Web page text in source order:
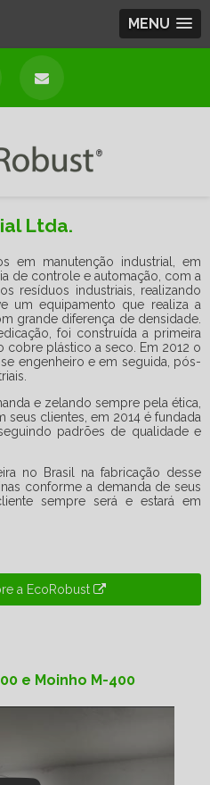
MENU
Ltda.
em manutenção industrial, em
de controle e automação, com a
resíduos industriais, realizando
um equipamento que realiza a
grande diferença de densidade.
foi construída a primeira
cobre plástico a seco. Em 2012 o
engenheiro e em seguida, pós-
e zelando sempre pela ética,
clientes, em 2014 é fundada
padrões de qualidade e
no Brasil na fabricação desse
conforme a demanda de seus
sempre será e estará em
a EcoRobust
e Moinho M-400